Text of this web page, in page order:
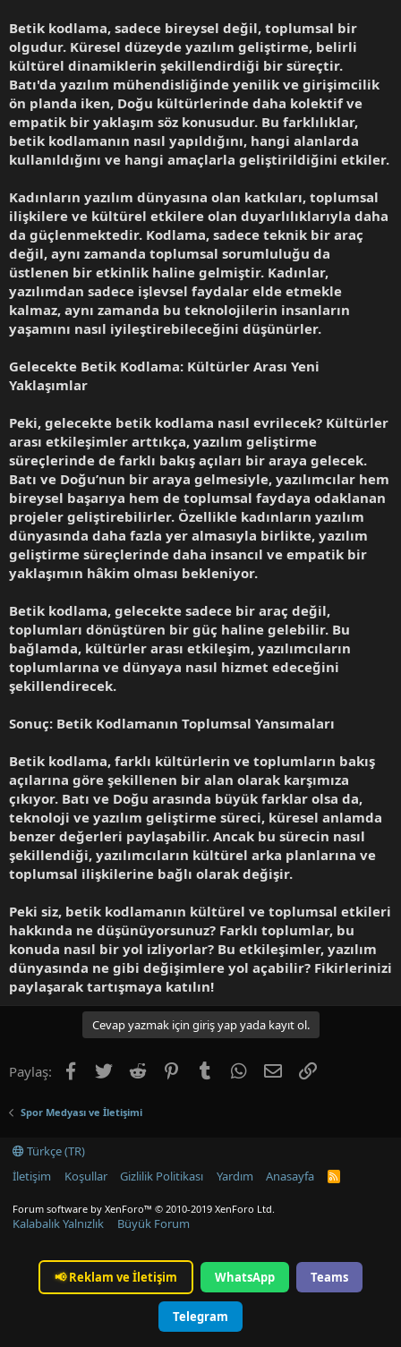
Betik kodlama, sadece bireysel değil, toplumsal bir
olgudur. Küresel düzeyde yazılım geliştirme, belirli
kültürel dinamiklerin şekillendirdiği bir süreçtir.
Batı'da yazılım mühendisliğinde yenilik ve girişimcilik
ön planda iken, Doğu kültürlerinde daha kolektif ve
empatik bir yaklaşım söz konusudur. Bu farklılıklar,
betik kodlamanın nasıl yapıldığını, hangi alanlarda
kullanıldığını ve hangi amaçlarla geliştirildiğini etkiler.
Kadınların yazılım dünyasına olan katkıları, toplumsal
ilişkilere ve kültürel etkilere olan duyarlılıklarıyla daha
da güçlenmektedir. Kodlama, sadece teknik bir araç
değil, aynı zamanda toplumsal sorumluluğu da
üstlenen bir etkinlik haline gelmiştir. Kadınlar,
yazılımdan sadece işlevsel faydalar elde etmekle
kalmaz, aynı zamanda bu teknolojilerin insanların
yaşamını nasıl iyileştirebileceğini düşünürler.
Gelecekte Betik Kodlama: Kültürler Arası Yeni
Yaklaşımlar
Peki, gelecekte betik kodlama nasıl evrilecek? Kültürler
arası etkileşimler arttıkça, yazılım geliştirme
süreçlerinde de farklı bakış açıları bir araya gelecek.
Batı ve Doğu’nun bir araya gelmesiyle, yazılımcılar hem
bireysel başarıya hem de toplumsal faydaya odaklanan
projeler geliştirebilirler. Özellikle kadınların yazılım
dünyasında daha fazla yer almasıyla birlikte, yazılım
geliştirme süreçlerinde daha insancıl ve empatik bir
yaklaşımın hâkim olması bekleniyor.
Betik kodlama, gelecekte sadece bir araç değil,
toplumları dönüştüren bir güç haline gelebilir. Bu
bağlamda, kültürler arası etkileşim, yazılımcıların
toplumlarına ve dünyaya nasıl hizmet edeceğini
şekillendirecek.
Sonuç: Betik Kodlamanın Toplumsal Yansımaları
Betik kodlama, farklı kültürlerin ve toplumların bakış
açılarına göre şekillenen bir alan olarak karşımıza
çıkıyor. Batı ve Doğu arasında büyük farklar olsa da,
teknoloji ve yazılım geliştirme süreci, küresel anlamda
benzer değerleri paylaşabilir. Ancak bu sürecin nasıl
şekillendiği, yazılımcıların kültürel arka planlarına ve
toplumsal ilişkilerine bağlı olarak değişir.
Peki siz, betik kodlamanın kültürel ve toplumsal etkileri
hakkında ne düşünüyorsunuz? Farklı toplumlar, bu
konuda nasıl bir yol izliyorlar? Bu etkileşimler, yazılım
dünyasında ne gibi değişimlere yol açabilir? Fikirlerinizi
paylaşarak tartışmaya katılın!
Cevap yazmak için giriş yap yada kayıt ol.
Paylaş: Facebook
TwitterReddit PinterestTumblrWhatsApp
E-postaLink
Spor Medyası ve İletişimi
Türkçe (TR)
İletişim
Koşullar Gizlilik Politikası Yardım Anasayfa
R
Forum software by XenForo™ © 2010-2019 XenForo Ltd.
Kalabalık Yalnızlık Büyük Forum
📢Reklam ve İletişim WhatsApp Teams
Telegram